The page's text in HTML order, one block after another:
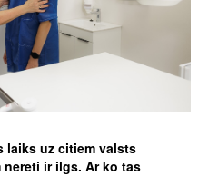
laiks uz citiem valsts
nereti ir ilgs. Ar ko tas